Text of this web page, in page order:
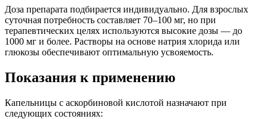
Доза препарата подбирается индивидуально. Для взрослых
суточная потребность составляет 70–100 мг, но при
терапевтических целях используются высокие дозы — до
1000 мг и более. Растворы на основе натрия хлорида или
глюкозы обеспечивают оптимальную усвояемость.
Показания к применению
Капельницы с аскорбиновой кислотой назначают при
следующих состояниях: